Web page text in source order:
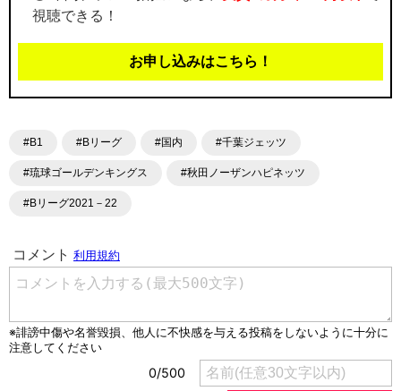
視聴できる！
お申し込みはこちら！
#B1 #Bリーグ #国内 #千葉ジェッツ
#琉球ゴールデンキングス #秋田ノーザンハピネッツ
#Bリーグ2021－22